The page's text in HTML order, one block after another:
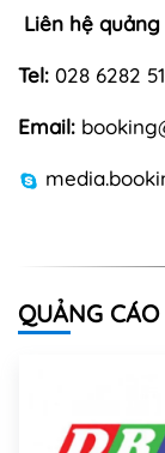
Liên hệ
Tel: 028 6282
Email:
QUẢNG